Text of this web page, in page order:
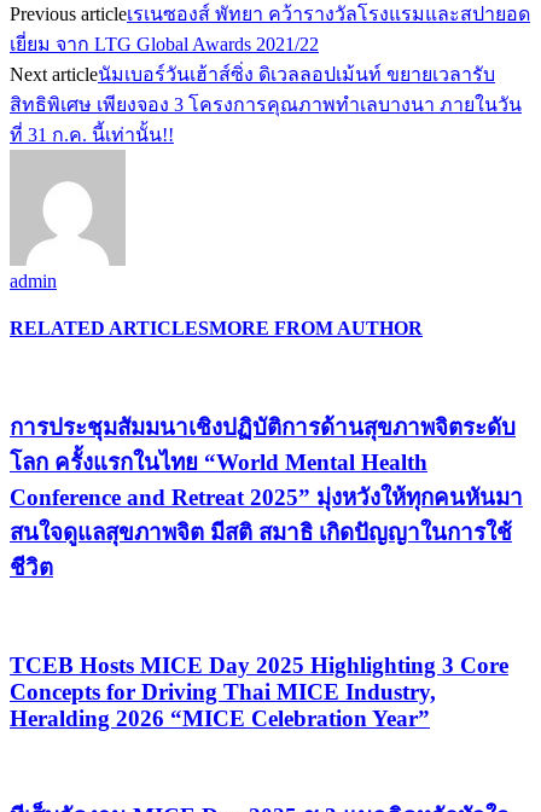
Previous articleเรเนซองส์ พัทยา คว้ารางวัลโรงแรมและสปายอด
เยี่ยม จาก LTG Global Awards 2021/22
Next articleนัมเบอร์วันเฮ้าส์ซิ่ง ดิเวลลอปเม้นท์ ขยายเวลารับ
สิทธิพิเศษ เพียงจอง 3 โครงการคุณภาพทำเลบางนา ภายในวัน
ที่ 31 ก.ค. นี้เท่านั้น!!
admin
RELATED ARTICLESMORE FROM AUTHOR
การประชุมสัมมนาเชิงปฏิบัติการด้านสุขภาพจิตระดับ
โลก ครั้งแรกในไทย “World Mental Health
Conference and Retreat 2025” มุ่งหวังให้ทุกคนหันมา
สนใจดูแลสุขภาพจิต มีสติ สมาธิ เกิดปัญญาในการใช้
ชีวิต
TCEB Hosts MICE Day 2025 Highlighting 3 Core
Concepts for Driving Thai MICE Industry,
Heralding 2026 “MICE Celebration Year”